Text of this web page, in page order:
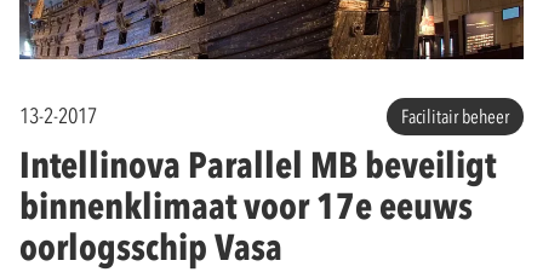
13-2-2017 Facilitair beheer
Intellinova Parallel MB beveiligt
binnenklimaat voor 17e eeuws
oorlogsschip Vasa